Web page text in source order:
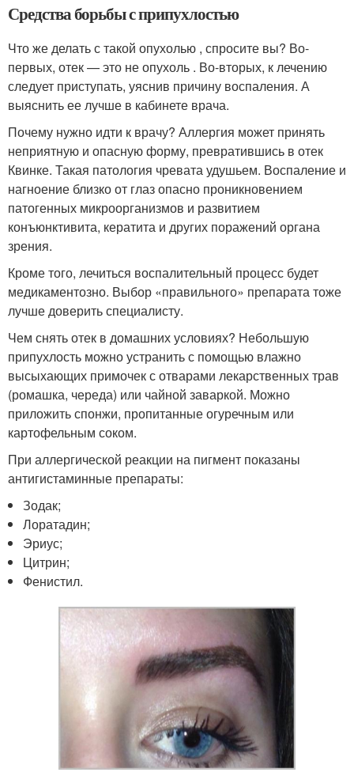
Средства борьбы с припухлостью
Что же делать с такой опухолью , спросите вы? Во-
первых, отек — это не опухоль . Во-вторых, к лечению
следует приступать, уяснив причину воспаления. А
выяснить ее лучше в кабинете врача.
Почему нужно идти к врачу? Аллергия может принять
неприятную и опасную форму, превратившись в отек
Квинке. Такая патология чревата удушьем. Воспаление и
нагноение близко от глаз опасно проникновением
патогенных микроорганизмов и развитием
конъюнктивита, кератита и других поражений органа
зрения.
Кроме того, лечиться воспалительный процесс будет
медикаментозно. Выбор «правильного» препарата тоже
лучше доверить специалисту.
Чем снять отек в домашних условиях? Небольшую
припухлость можно устранить с помощью влажно
высыхающих примочек с отварами лекарственных трав
(ромашка, череда) или чайной заваркой. Можно
приложить спонжи, пропитанные огуречным или
картофельным соком.
При аллергической реакции на пигмент показаны
антигистаминные препараты:
Зодак;
Лоратадин;
Эриус;
Цитрин;
Фенистил.